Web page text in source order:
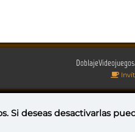
4.0 Internacional
Si deseas desactivarlas